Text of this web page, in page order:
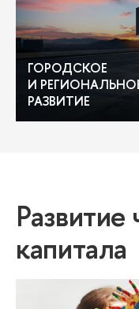
ГОРОДСКОЕ
И
РАЗВИТИЕ
Развитие
капитала